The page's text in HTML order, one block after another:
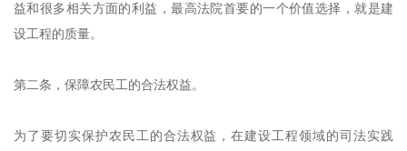
益和很多相关方面的利益，最高法院首要的一个价值选择，就是建
设工程的质量。
第二条，保障农民工的合法权益。
为了要切实保护农民工的合法权益，在建设工程领域的司法实践